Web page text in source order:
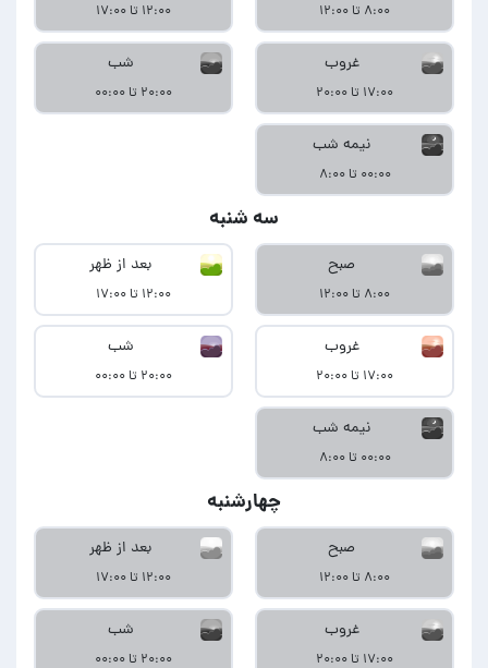
۸:۰۰ تا ۱۲:۰۰ ۱۲:۰۰ تا ۱۷:۰۰
غروب
۱۷:۰۰ تا ۲۰:۰۰
شب
۲۰:۰۰ تا ۰۰:۰۰
نیمه شب
۰۰:۰۰ تا ۸:۰۰
سه شنبه
صبح
۸:۰۰ تا ۱۲:۰۰
بعد از ظهر
۱۲:۰۰ تا ۱۷:۰۰
غروب
۱۷:۰۰ تا ۲۰:۰۰
شب
۲۰:۰۰ تا ۰۰:۰۰
نیمه شب
۰۰:۰۰ تا ۸:۰۰
چهارشنبه
صبح
۸:۰۰ تا ۱۲:۰۰
بعد از ظهر
۱۲:۰۰ تا ۱۷:۰۰
غروب
۱۷:۰۰ تا ۲۰:۰۰
شب
۲۰:۰۰ تا ۰۰:۰۰